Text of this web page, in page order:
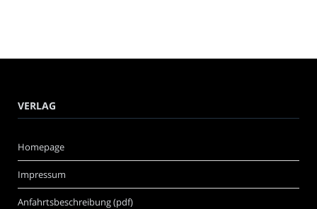
VERLAG
Homepage
Impressum
Anfahrtsbeschreibung (pdf)